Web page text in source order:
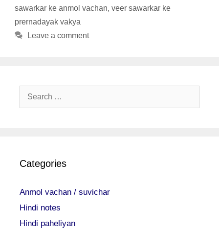
sawarkar ke anmol vachan, veer sawarkar ke
prernadayak vakya
Leave a comment
Search
Categories
Anmol vachan / suvichar
Hindi notes
Hindi paheliyan